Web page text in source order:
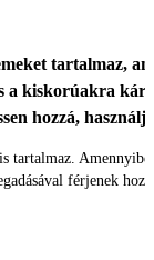
tartalmaz,
kiskorúakra
hozzá,
férjenek